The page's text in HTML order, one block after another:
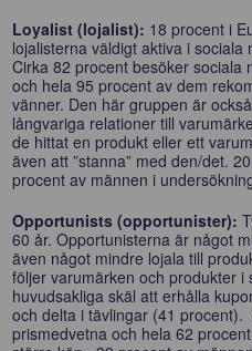
Loyalist (lojalist): 18 procent i
lojalisterna väldigt aktiva i
Cirka 82 procent besöker sociala
och hela 95 procent av dem
vänner. Den här gruppen är
långvariga relationer till
de hittat en produkt eller ett
även att ”stanna” med den/det.
procent av männen i
Opportunists (opportunister):
60 år. Opportunisterna är något
även något mindre lojala till
följer varumärken och produkter i
huvudsakliga skäl att erhålla
och delta i tävlingar (41
prismedvetna och hela 62